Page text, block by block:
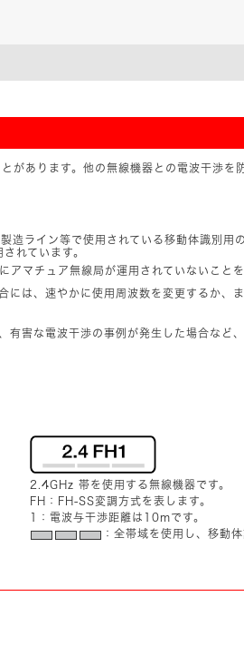
あります。他の無線機器との電波干渉を
ライン等で使用されている移動体識別用
れています。
マチュア無線局が運用されていないことを
は、速やかに使用周波数を変更するか、
害な電波干渉の事例が発生した場合など
2.4GHz 帯を使用する無線機器です。
FH：FH-SS変調方式を表します。
1：電波与干渉距離は10mです。
：全帯域を使用し、移動